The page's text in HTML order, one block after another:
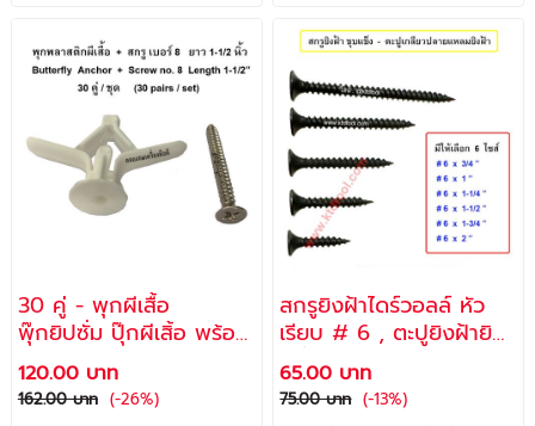
- ช้างคู่
30 คู่ - พุกผีเสื้อ
พุ๊กยิปซั่ม ปุ๊กผีเสิ้อ พร้อม
สกรู เบอร์ 8 ยาว 1.5 นิ้ว
/ ปุ๊กยิปซั่มพลาสติก ยึด
ยิปซั่มบอร์ด, ผนังเบา,
120.00 บาท
162.00 บาท (-26%)
สกรูยิงฝ้าไดร์วอลล์ หัว
เรียบ # 6 , ตะปูยิงฝ้ายิ
ปซั่มชุบแข็ง เกลียวดำ,
Drywall Screws
65.00 บาท
75.00 บาท (-13%)